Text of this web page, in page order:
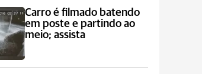
Carro é filmado batendo
em poste e partindo ao
meio; assista